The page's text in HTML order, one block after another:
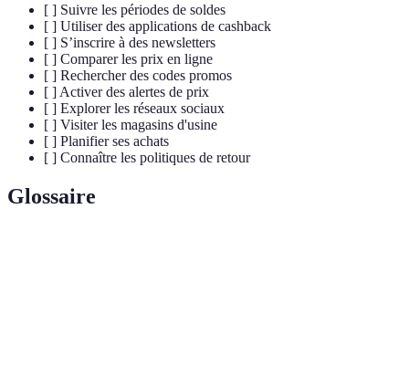
[ ] Suivre les périodes de soldes
[ ] Utiliser des applications de cashback
[ ] S’inscrire à des newsletters
[ ] Comparer les prix en ligne
[ ] Rechercher des codes promos
[ ] Activer des alertes de prix
[ ] Explorer les réseaux sociaux
[ ] Visiter les magasins d'usine
[ ] Planifier ses achats
[ ] Connaître les politiques de retour
Glossaire